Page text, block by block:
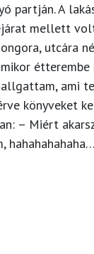
partján. A
mellett
utcára
étterembe
ami
könyveket
– Miért
hahahahahaha…